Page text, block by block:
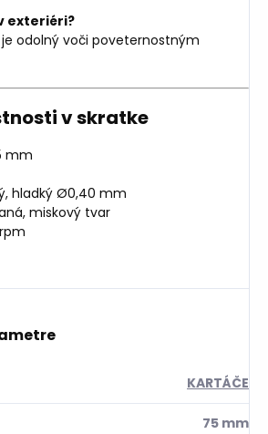
exteriéri?
odolný voči poveternostným
v skratke
mm
hladký Ø0,40 mm
miskový tvar
KARTÁČE
75 mm